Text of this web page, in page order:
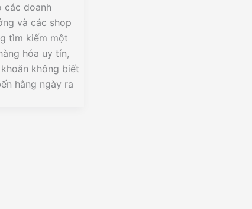
các doanh
và các shop
tìm kiếm một
hóa uy tín,
không biết
hằng ngày ra